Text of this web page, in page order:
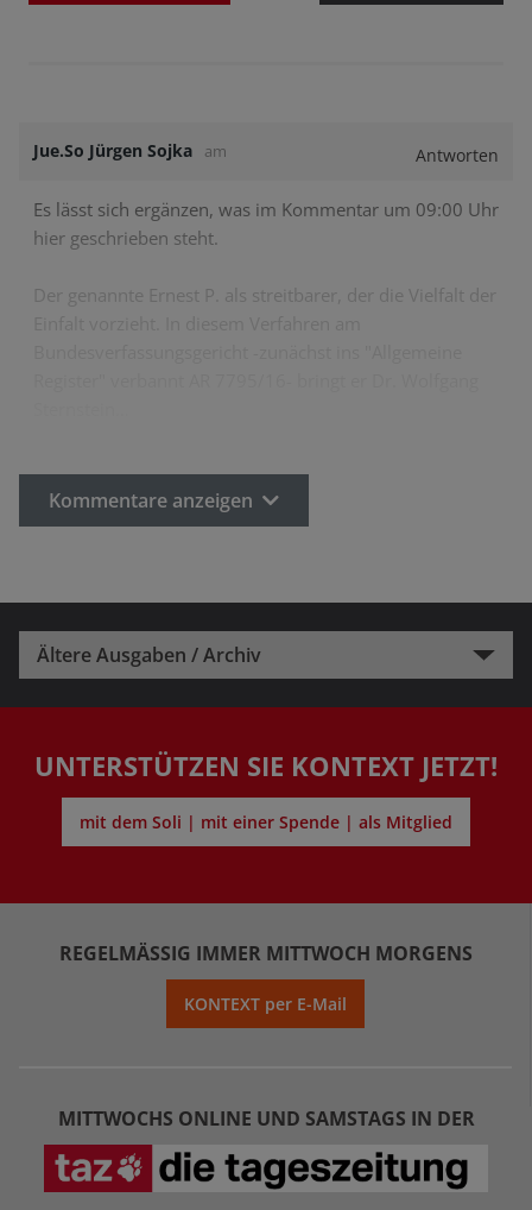
Jue.So Jürgen Sojka am Antworten
Es lässt sich ergänzen, was im Kommentar um 09:00 Uhr
hier geschrieben steht.
Der genannte Ernest P. als streitbarer, der die Vielfalt der
Kommentare anzeigen
Ältere Ausgaben / Archiv
UNTERSTÜTZEN SIE KONTEXT JETZT!
mit dem Soli | mit einer Spende | als Mitglied
REGELMÄSSIG IMMER MITTWOCH MORGENS
KONTEXT per E-Mail
MITTWOCHS ONLINE UND SAMSTAGS IN DER